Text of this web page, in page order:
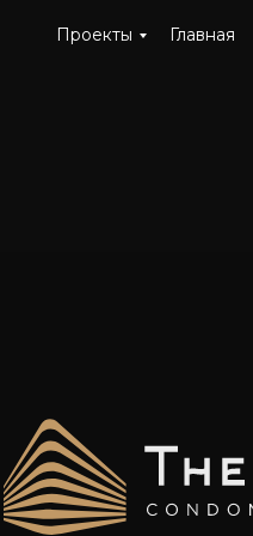
Главная
Проекты